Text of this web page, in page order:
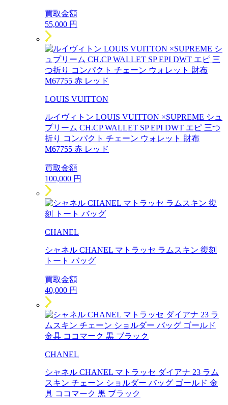
買取金額
55,000 円
LOUIS VUITTON
ルイヴィトン LOUIS VUITTON ×SUPREME シュ
プリーム CH.CP WALLET SP EPI DWT エピ 三つ
折り コンパクト チェーン ウォレット 財布
M67755 赤 レッド
買取金額
100,000 円
CHANEL
シャネル CHANEL マトラッセ ラムスキン 復刻
トート バッグ
買取金額
40,000 円
CHANEL
シャネル CHANEL マトラッセ ダイアナ 23 ラム
スキン チェーン ショルダー バッグ ゴールド 金
具 ココマーク 黒 ブラック